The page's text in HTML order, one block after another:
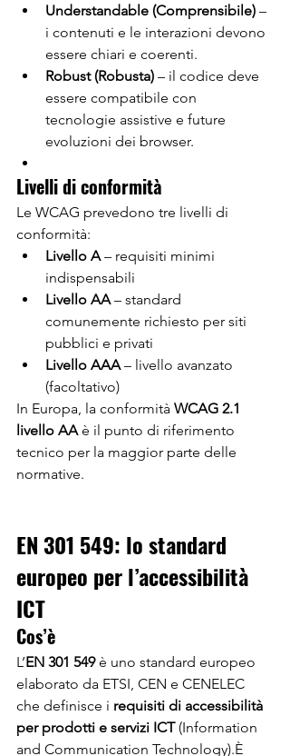
Understandable (Comprensibile) –
i contenuti e le interazioni devono
essere chiari e coerenti.
Robust (Robusta) – il codice deve
essere compatibile con
tecnologie assistive e future
evoluzioni dei browser.
Livelli di conformità
Le WCAG prevedono tre livelli di
conformità:
Livello A – requisiti minimi
indispensabili
Livello AA – standard
comunemente richiesto per siti
pubblici e privati
Livello AAA – livello avanzato
(facoltativo)
In Europa, la conformità WCAG 2.1
livello AA è il punto di riferimento
tecnico per la maggior parte delle
normative.
EN 301 549: lo standard
europeo per l’accessibilità
ICT
Cos’è
L’EN 301 549 è uno standard europeo
elaborato da ETSI, CEN e CENELEC
che definisce i requisiti di accessibilità
per prodotti e servizi ICT (Information
and Communication Technology).È